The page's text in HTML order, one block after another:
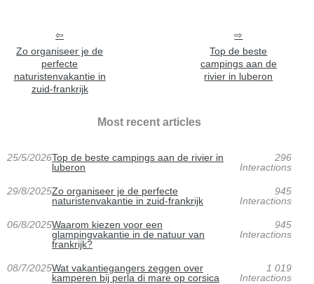
Zo organiseer je de
perfecte
naturistenvakantie in
zuid-frankrijk
Top de beste
campings aan de
rivier in luberon
Most recent articles
25/5/2026Top de beste campings aan de rivier in
luberon
296
Interactions
29/8/2025Zo organiseer je de perfecte
naturistenvakantie in zuid-frankrijk
945
Interactions
06/8/2025Waarom kiezen voor een
glampingvakantie in de natuur van
frankrijk?
945
Interactions
08/7/2025Wat vakantiegangers zeggen over
kamperen bij perla di mare op corsica
1 019
Interactions